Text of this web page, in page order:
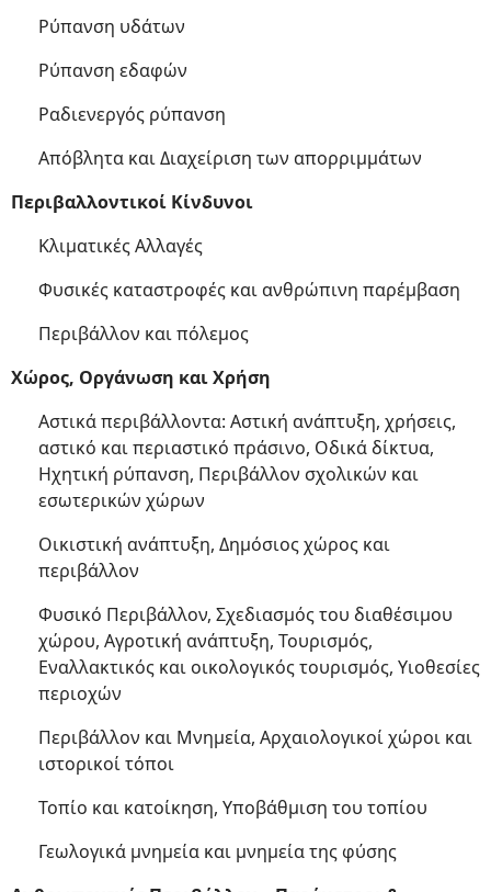
Ρύπανση υδάτων
Ρύπανση εδαφών
Ραδιενεργός ρύπανση
Απόβλητα και Διαχείριση των απορριμμάτων
Περιβαλλοντικοί Κίνδυνοι
Κλιματικές Αλλαγές
Φυσικές καταστροφές και ανθρώπινη παρέμβαση
Περιβάλλον και πόλεμος
Χώρος, Οργάνωση και Χρήση
Αστικά περιβάλλοντα: Αστική ανάπτυξη, χρήσεις,
αστικό και περιαστικό πράσινο, Οδικά δίκτυα,
Ηχητική ρύπανση, Περιβάλλον σχολικών και
εσωτερικών χώρων
Οικιστική ανάπτυξη, Δημόσιος χώρος και
περιβάλλον
Φυσικό Περιβάλλον, Σχεδιασμός του διαθέσιμου
χώρου, Αγροτική ανάπτυξη, Τουρισμός,
Εναλλακτικός και οικολογικός τουρισμός, Υιοθεσίες
περιοχών
Περιβάλλον και Μνημεία, Αρχαιολογικοί χώροι και
ιστορικοί τόποι
Τοπίο και κατοίκηση, Υποβάθμιση του τοπίου
Γεωλογικά μνημεία και μνημεία της φύσης